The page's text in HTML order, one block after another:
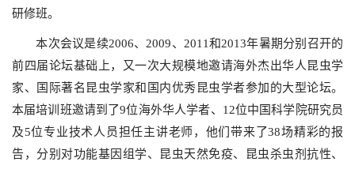
研修班。
本次会议是续2006、2009、2011和2013年暑期分别召开的
前四届论坛基础上，又一次大规模地邀请海外杰出华人昆虫学
家、国际著名昆虫学家和国内优秀昆虫学者参加的大型论坛。
本届培训班邀请到了9位海外华人学者、12位中国科学院研究员
及5位专业技术人员担任主讲老师，他们带来了38场精彩的报
告，分别对功能基因组学、昆虫天然免疫、昆虫杀虫剂抗性、